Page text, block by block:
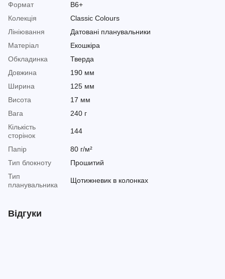
Формат
B6+
Колекція
Classic Colours
Лініювання
Датовані планувальники
Матеріал
Екошкіра
Обкладинка
Тверда
Довжина
190 мм
Ширина
125 мм
Висота
17 мм
Вага
240 г
Кількість
сторінок
144
Папір
80 г/м²
Тип блокноту
Прошитий
Тип
планувальника
Щотижневик в колонках
Відгуки